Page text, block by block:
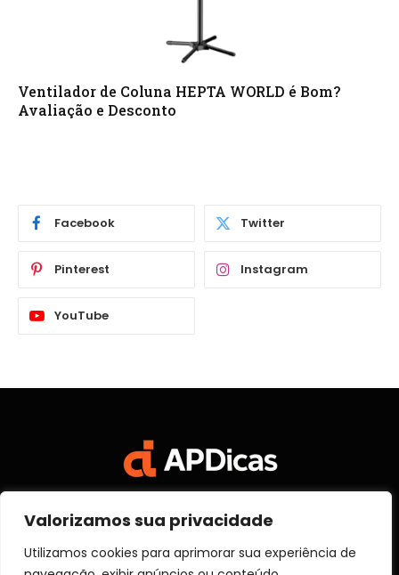
Valorizamos sua privacidade
Utilizamos cookies para aprimorar sua experiência de
Ventilador de Coluna HEPTA WORLD é Bom?
Avaliação e Desconto
Facebook Twitter
Pinterest Instagram
YouTube
(Twitter)